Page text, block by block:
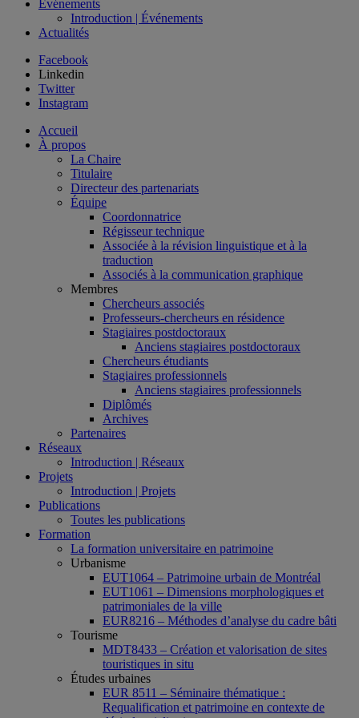
Événements
Introduction | Événements
Actualités
Facebook
Linkedin
Twitter
Instagram
Accueil
À propos
La Chaire
Titulaire
Directeur des partenariats
Équipe
Coordonnatrice
Régisseur technique
Associée à la révision linguistique et à la
traduction
Associés à la communication graphique
Membres
Chercheurs associés
Professeurs-chercheurs en résidence
Stagiaires postdoctoraux
Anciens stagiaires postdoctoraux
Chercheurs étudiants
Stagiaires professionnels
Anciens stagiaires professionnels
Diplômés
Archives
Partenaires
Réseaux
Introduction | Réseaux
Projets
Introduction | Projets
Publications
Toutes les publications
Formation
La formation universitaire en patrimoine
Urbanisme
EUT1064 – Patrimoine urbain de Montréal
EUT1061 – Dimensions morphologiques et
patrimoniales de la ville
EUR8216 – Méthodes d’analyse du cadre bâti
Tourisme
MDT8433 – Création et valorisation de sites
touristiques in situ
Études urbaines
EUR 8511 – Séminaire thématique :
Requalification et patrimoine en contexte de